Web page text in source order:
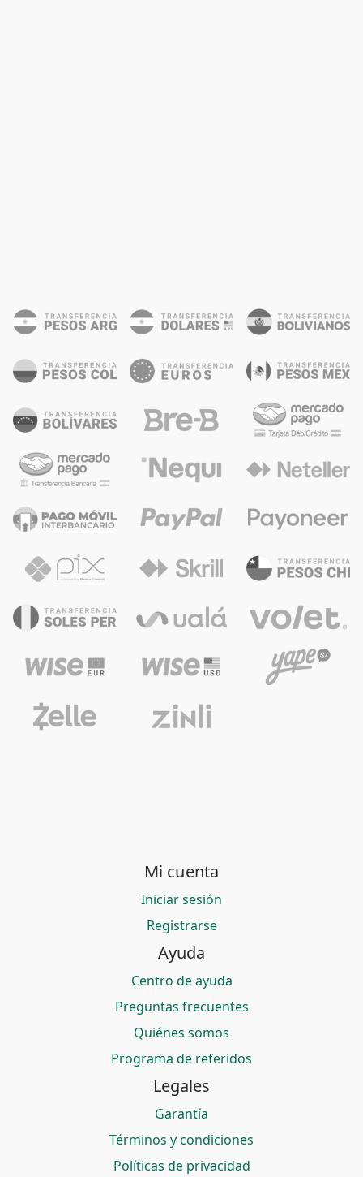
Mi cuenta
Iniciar sesión
Registrarse
Ayuda
Centro de ayuda
Preguntas frecuentes
Quiénes somos
Programa de referidos
Legales
Garantía
Términos y condiciones
Políticas de privacidad